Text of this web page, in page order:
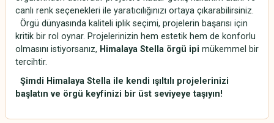
canlı renk seçenekleri ile yaratıcılığınızı ortaya çıkarabilirsiniz.
Örgü dünyasında kaliteli iplik seçimi, projelerin başarısı için
kritik bir rol oynar. Projelerinizin hem estetik hem de konforlu
olmasını istiyorsanız, Himalaya Stella örgü ipi mükemmel bir
tercihtir.
Şimdi Himalaya Stella ile kendi ışıltılı projelerinizi
başlatın ve örgü keyfinizi bir üst seviyeye taşıyın!